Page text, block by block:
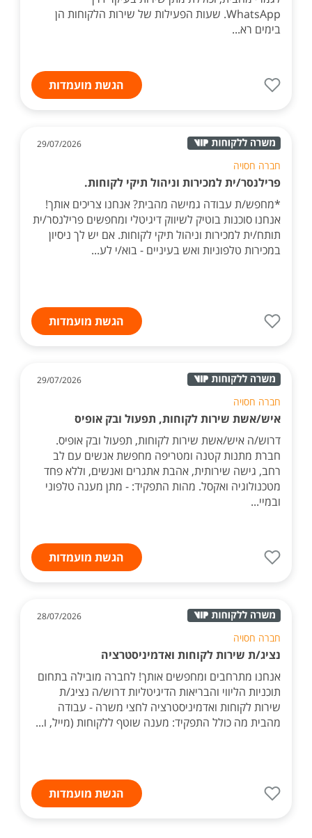
WhatsApp. שעות הפעילות של שירות הלקוחות הן
בימים רא...
הגשת מועמדות
29/07/2026
חברה חסויה
פרילנסר/ית למכירות וניהול תיקי לקוחות.
*מחפש/ת עבודה גמישה מהבית? אנחנו צריכים אותך!
אנחנו סוכנות בוטיק לשיווק דיגיטלי ומחפשים פרילנסר/ית
תותח/ית למכירות וניהול תיקי לקוחות. אם יש לך ניסיון
במכירות טלפוניות ואש בעיניים - בוא/י לע...
הגשת מועמדות
29/07/2026
חברה חסויה
איש/אשת שירות לקוחות, תפעול ובק אופיס
דרוש/ה איש/אשת שירות לקוחות, תפעול ובק אופיס.
חברת מתנות קטנה ומטריפה מחפשת אנשים עם לב
רחב, גישה שירותית, אהבת אתגרים ואנשים, וללא פחד
מטכנולוגיה ואקסל. מהות התפקיד: - מתן מענה טלפוני
ובמיי...
הגשת מועמדות
28/07/2026
חברה חסויה
נציג/ת שירות לקוחות ואדמיניסטרציה
אנחנו מתרחבים ומחפשים אותך! לחברה מובילה בתחום
תוכניות הליווי והבריאות הדיגיטליות דרוש/ה נציג/ת
שירות לקוחות ואדמיניסטרציה לחצי משרה - עבודה
מהבית מה כולל התפקיד: מענה שוטף ללקוחות (מייל, ו...
הגשת מועמדות